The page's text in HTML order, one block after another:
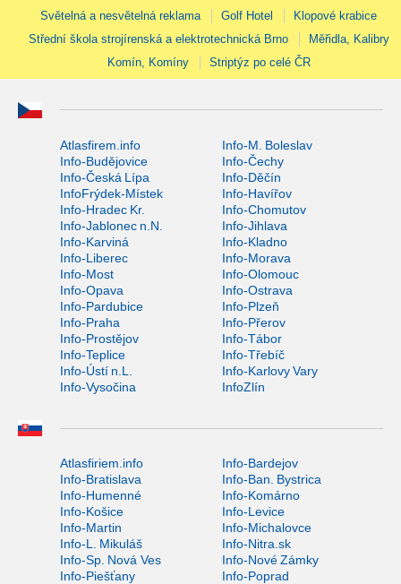
Světelná a nesvětelná reklama
Golf Hotel
Klopové krabice
Střední škola strojírenská a elektrotechnická Brno
Měřidla, Kalibry
Komín, Komíny
Striptýz po celé ČR
Atlasfirem.info
Info-M. Boleslav
Info-Budějovice
Info-Čechy
Info-Česká Lípa
Info-Děčín
InfoFrýdek-Místek
Info-Havířov
Info-Hradec Kr.
Info-Chomutov
Info-Jablonec n.N.
Info-Jihlava
Info-Karviná
Info-Kladno
Info-Liberec
Info-Morava
Info-Most
Info-Olomouc
Info-Opava
Info-Ostrava
Info-Pardubice
Info-Plzeň
Info-Praha
Info-Přerov
Info-Prostějov
Info-Tábor
Info-Teplice
Info-Třebíč
Info-Ústí n.L.
Info-Karlovy Vary
Info-Vysočina
InfoZlín
Atlasfiriem.info
Info-Bardejov
Info-Bratislava
Info-Ban. Bystrica
Info-Humenné
Info-Komárno
Info-Košice
Info-Levice
Info-Martin
Info-Michalovce
Info-L. Mikuláš
Info-Nitra.sk
Info-Sp. Nová Ves
Info-Nové Zámky
Info-Piešťany
Info-Poprad